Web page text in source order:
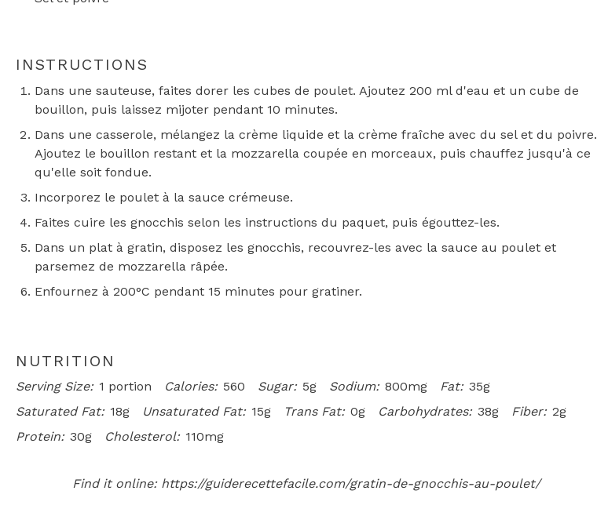
INSTRUCTIONS
Dans une sauteuse, faites dorer les cubes de poulet. Ajoutez 200 ml d'eau et un cube de
bouillon, puis laissez mijoter pendant 10 minutes.
Dans une casserole, mélangez la crème liquide et la crème fraîche avec du sel et du poivre.
Ajoutez le bouillon restant et la mozzarella coupée en morceaux, puis chauffez jusqu'à ce
qu'elle soit fondue.
Incorporez le poulet à la sauce crémeuse.
Faites cuire les gnocchis selon les instructions du paquet, puis égouttez-les.
Dans un plat à gratin, disposez les gnocchis, recouvrez-les avec la sauce au poulet et
parsemez de mozzarella râpée.
Enfournez à 200°C pendant 15 minutes pour gratiner.
NUTRITION
Serving Size: 1 portion Calories: 560 Sugar: 5g Sodium: 800mg Fat: 35g
Saturated Fat: 18g Unsaturated Fat: 15g Trans Fat: 0g Carbohydrates: 38g Fiber: 2g
Protein: 30g Cholesterol: 110mg
Find it online: https://guiderecettefacile.com/gratin-de-gnocchis-au-poulet/